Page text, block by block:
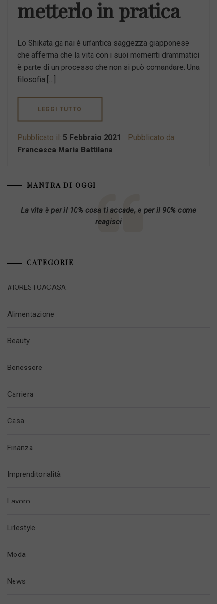
metterlo in pratica
Lo Shikata ga nai è un’antica saggezza giapponese
che afferma che la vita con i suoi momenti drammatici
è parte di un processo che non si può comandare. Una
filosofia […]
LEGGI TUTTO
Pubblicato il: 5 Febbraio 2021
Pubblicato da:
Francesca Maria Battilana
MANTRA DI OGGI
La vita è per il 10% cosa ti accade, e per il 90% come
reagisci
CATEGORIE
#IORESTOACASA
Alimentazione
Beauty
Benessere
Carriera
Casa
Finanza
Imprenditorialità
Lavoro
Lifestyle
Moda
News